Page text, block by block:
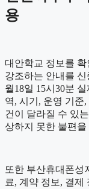
용
대안학교 정보를
강조하는 안내를
월18일 15시30분
역, 시기, 운영 기준
건이 달라질 수 있
상하지 못한 불편
또한 부산휴대폰성
료, 계약 정보, 결제